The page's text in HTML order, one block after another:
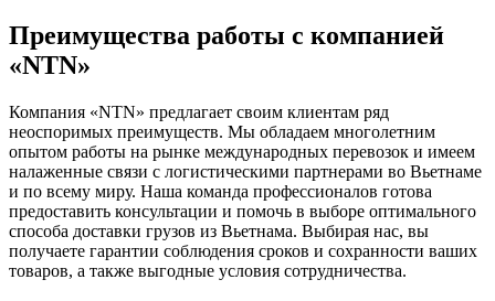
Преимущества работы с компанией
«NTN»
Компания «NTN» предлагает своим клиентам ряд
неоспоримых преимуществ. Мы обладаем многолетним
опытом работы на рынке международных перевозок и имеем
налаженные связи с логистическими партнерами во Вьетнаме
и по всему миру. Наша команда профессионалов готова
предоставить консультации и помочь в выборе оптимального
способа доставки грузов из Вьетнама. Выбирая нас, вы
получаете гарантии соблюдения сроков и сохранности ваших
товаров, а также выгодные условия сотрудничества.